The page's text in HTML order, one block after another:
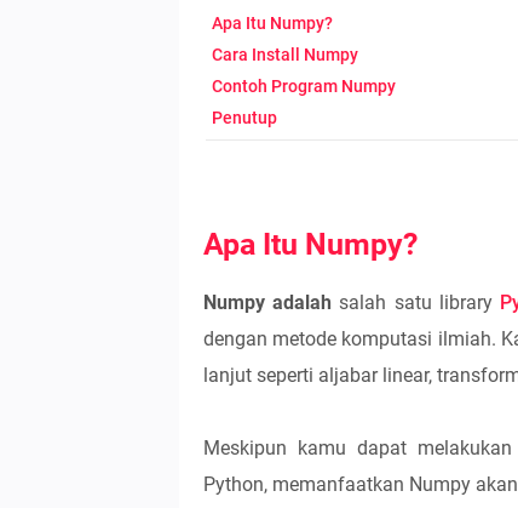
Apa Itu Numpy?
Cara Install Numpy
Contoh Program Numpy
Penutup
Apa Itu Numpy?
Numpy adalah salah satu library
dengan metode komputasi ilmiah.
lanjut seperti aljabar linear,
Meskipun kamu dapat
Python, memanfaatkan Numpy